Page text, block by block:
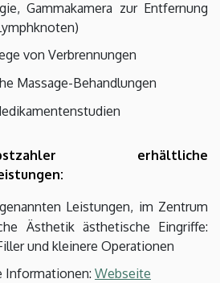
Gammakamera zur Entfernung
von Verbrennungen
Massage-Behandlungen
erhältliche
Leistungen, im Zentrum
Ästhetik ästhetische Eingriffe:
und kleinere Operationen
Informationen: Webseite